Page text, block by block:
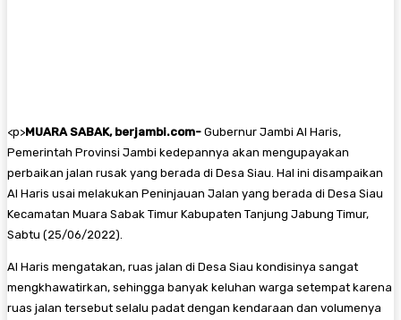
<p>MUARA SABAK, berjambi.com- Gubernur Jambi Al Haris,
Pemerintah Provinsi Jambi kedepannya akan mengupayakan
perbaikan jalan rusak yang berada di Desa Siau. Hal ini disampaikan
Al Haris usai melakukan Peninjauan Jalan yang berada di Desa Siau
Kecamatan Muara Sabak Timur Kabupaten Tanjung Jabung Timur,
Sabtu (25/06/2022).
Al Haris mengatakan, ruas jalan di Desa Siau kondisinya sangat
mengkhawatirkan, sehingga banyak keluhan warga setempat karena
ruas jalan tersebut selalu padat dengan kendaraan dan volumenya